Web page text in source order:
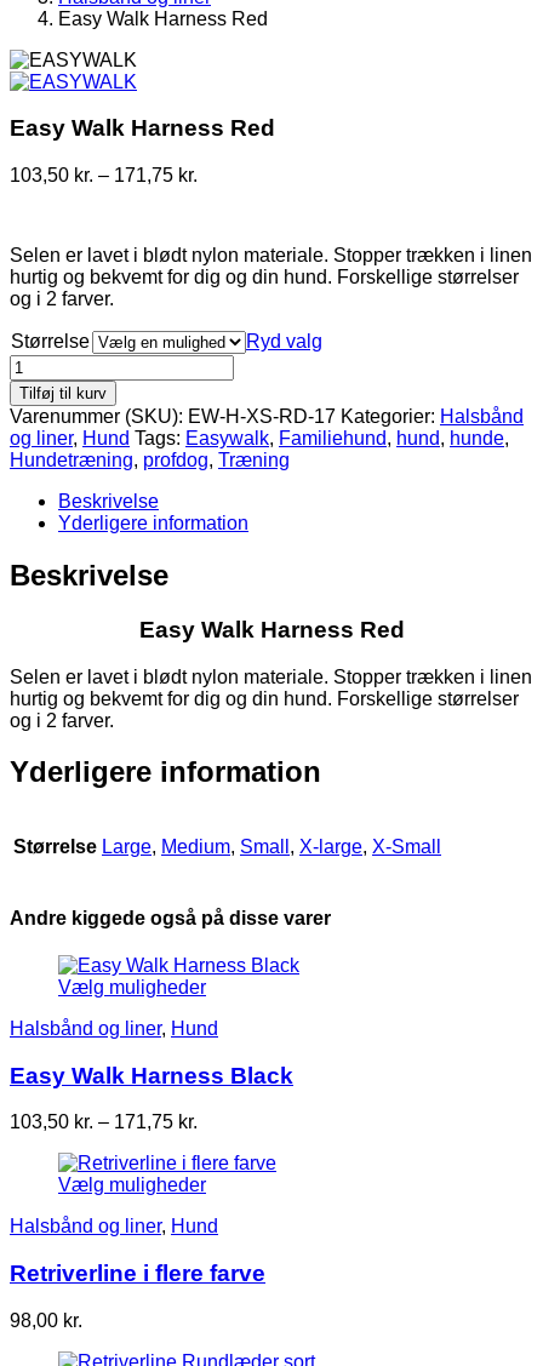
Easy Walk Harness Red
Easy Walk Harness Red
103,50 kr. – 171,75 kr.
Selen er lavet i blødt nylon materiale. Stopper trækken i linen
hurtig og bekvemt for dig og din hund. Forskellige størrelser
og i 2 farver.
Størrelse
Ryd valg
Easy
Walk
Harness
Red
antal
Tilføj til kurv
Varenummer (SKU): EW-H-XS-RD-17 Kategorier: Halsbånd
og liner, Hund Tags: Easywalk, Familiehund, hund, hunde,
Hundetræning, profdog, Træning
Beskrivelse
Yderligere information
Beskrivelse
Easy Walk Harness Red
Selen er lavet i blødt nylon materiale. Stopper trækken i linen
hurtig og bekvemt for dig og din hund. Forskellige størrelser
og i 2 farver.
Yderligere information
Størrelse Large, Medium, Small , X-large, X-Small
Andre kiggede også på disse varer
Vælg muligheder
Halsbånd og liner, Hund
Easy Walk Harness Black
103,50 kr. – 171,75 kr.
til
171,75 kr.
Vælg muligheder
Halsbånd og liner, Hund
Retriverline i flere farve
98,00 kr.